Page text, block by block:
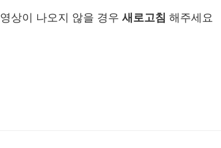
영상이 나오지 않을 경우 새로고침 해주세요